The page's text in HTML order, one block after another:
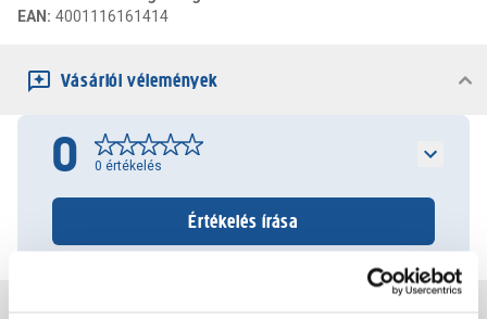
EAN : 4001116161414
Vásárlói vélemények
0 0 értékelés
Értékelés írása